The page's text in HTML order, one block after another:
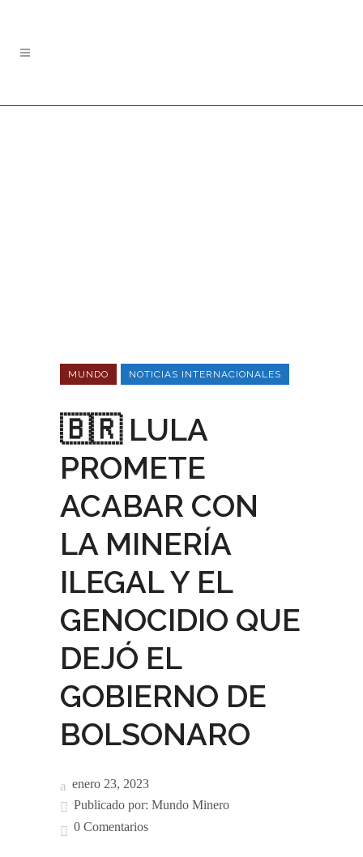
MUNDO NOTICIAS INTERNACIONALES
🇧🇷 LULA
PROMETE
ACABAR CON
LA MINERÍA
ILEGAL Y EL
GENOCIDIO QUE
DEJÓ EL
GOBIERNO DE
BOLSONARO
enero 23, 2023
Publicado por: Mundo Minero
0 Comentarios